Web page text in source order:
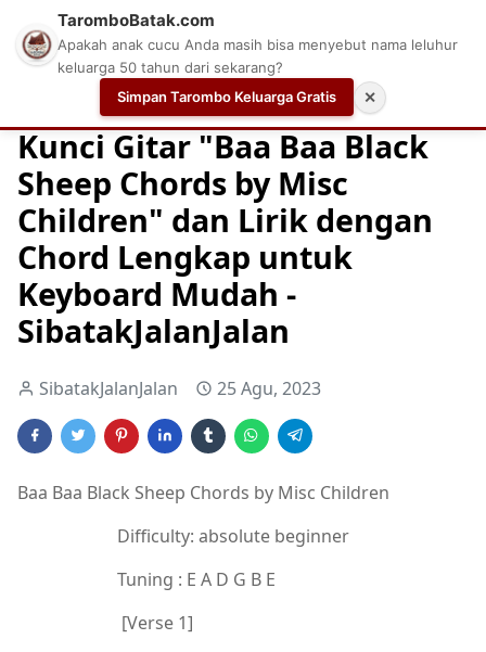
Chord Chord Gitar Easy Guitar Tabs
Kunci Gitar "Baa Baa Black
Sheep Chords by Misc
Children" dan Lirik dengan
Chord Lengkap untuk
Keyboard Mudah -
SibatakJalanJalan
SibatakJalanJalan 25 Agu, 2023
Baa Baa Black Sheep Chords by Misc Children
Difficulty: absolute beginner
Tuning : E A D G B E
[Verse 1]
TaromboBatak.com
Apakah anak cucu Anda masih bisa menyebut nama leluhur
keluarga 50 tahun dari sekarang?
Simpan Tarombo Keluarga Gratis
✕